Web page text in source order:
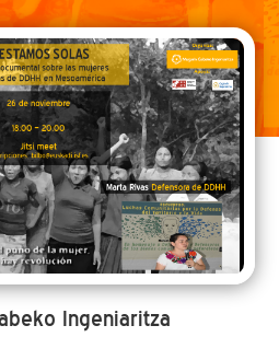
Ingeniaritza